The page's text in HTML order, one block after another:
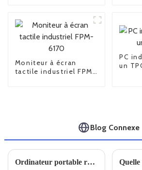
Moniteur à écran
tactile industriel FPM-
PC
un
Blog Connexe
Ordinateur portable robuste Univitech C159 pour le système de détection EMR